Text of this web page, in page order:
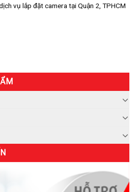
vụ lắp đặt camera tại Quận 2, TPHCM